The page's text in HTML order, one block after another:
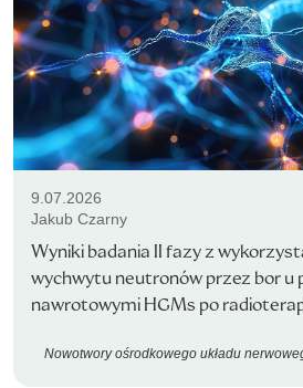
9.07.2026
Jakub Czarny
Wyniki badania II fazy z
wychwytu neutronów przez bor u
nawrotowymi HGMs po
Nowotwory ośrodkowego układu